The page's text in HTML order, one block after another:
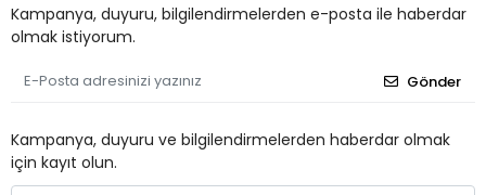
Kampanya, duyuru, bilgilendirmelerden e-posta ile haberdar
olmak istiyorum.
Gönder
Kampanya, duyuru ve bilgilendirmelerden haberdar olmak
için kayıt olun.